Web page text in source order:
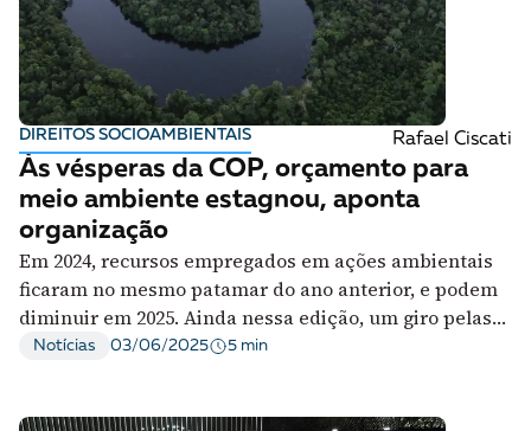
Apoie a Brasil de Direitos
A [BD] conta as histórias de quem defende
direitos humanos no Brasil. Para continuar,
esse trabalho precisa da sua doação!
VEJA COMO APOIAR!
DIREITOS SOCIOAMBIENTAIS Rafael Ciscati
Às vésperas da COP, orçamento para
meio ambiente estagnou, aponta
organização
Em 2024, recursos empregados em ações ambientais
ficaram no mesmo patamar do ano anterior, e podem
diminuir em 2025. Ainda nessa edição, um giro pelas
organizações do terceiro setor parceiras da [BD]
Notícias 03/06/2025 5 min